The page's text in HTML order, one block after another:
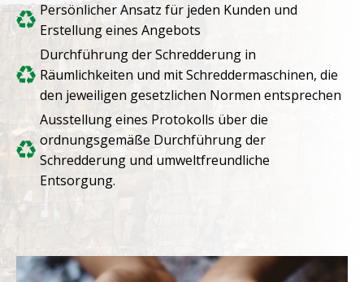
Persönlicher Ansatz für jeden Kunden und
Erstellung eines Angebots
Durchführung der Schredderung in
Räumlichkeiten und mit Schreddermaschinen, die
den jeweiligen gesetzlichen Normen entsprechen
Ausstellung eines Protokolls über die
ordnungsgemäße Durchführung der
Schredderung und umweltfreundliche
Entsorgung.